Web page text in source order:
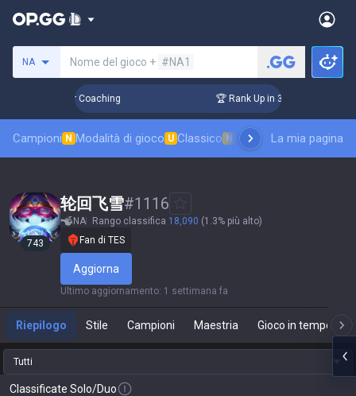
NA Nome del gioco + #NA1
Challenger Coaching 🏆 Rank Up in 3 Days!
Campioni N Modalità di gioco U Classico N Classifica skin
La mia pagina
743
轮回飞雪#1116
NA Rango classifica 18,090 (1.3% più alto)
Fan di TES
Aggiorna
Ultimo aggiornamento: 1 settimana fa
Riepilogo Stile Campioni Maestria Gioco in tempo
Tutti
Classificate Solo/Duo